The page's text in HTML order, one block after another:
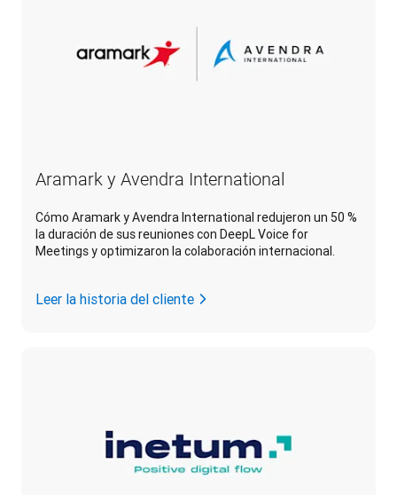
Aramark y Avendra International
Cómo Aramark y Avendra International redujeron un 50 %
la duración de sus reuniones con DeepL Voice for
Meetings y optimizaron la colaboración internacional.
Leer la historia del cliente